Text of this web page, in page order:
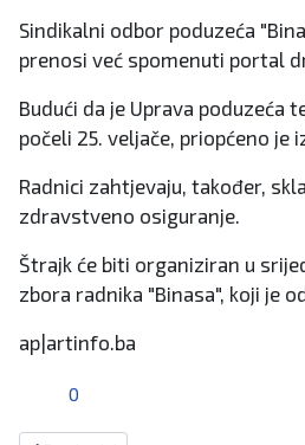
Sindikalni odbor poduzeća
prenosi već spomenuti portal
Budući da je Uprava
počeli 25. veljače, priopćeno je
Radnici zahtjevaju, također,
zdravstveno osiguranje.
Štrajk će biti organiziran u
zbora radnika "Binasa", koji je
ap|artinfo.ba
0